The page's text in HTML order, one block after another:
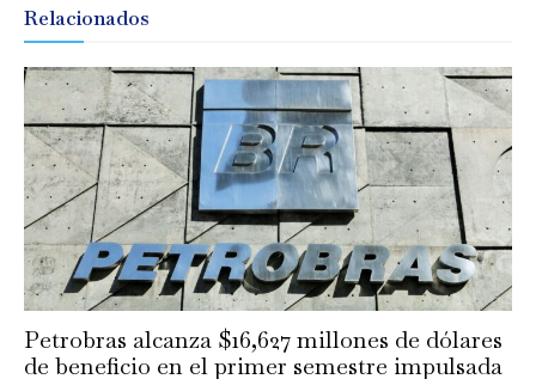
Relacionados
Petrobras alcanza $16,627 millones de dólares
de beneficio en el primer semestre impulsada